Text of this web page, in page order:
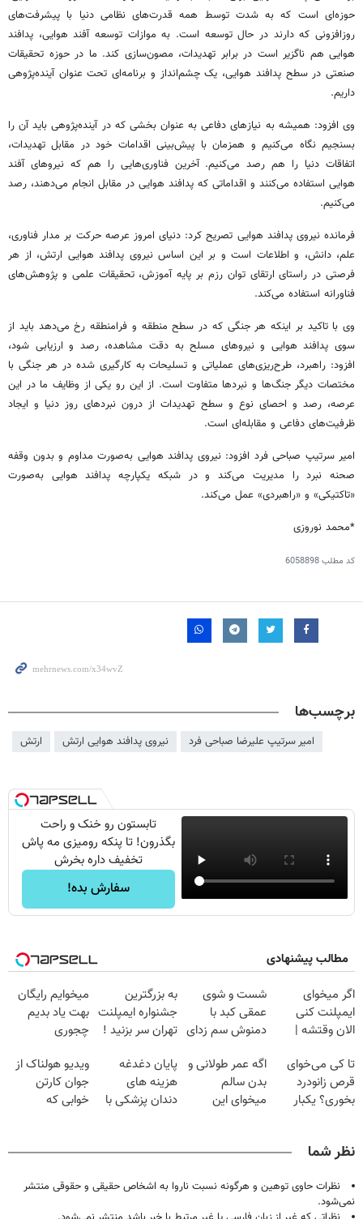
حوزه‌ای است که به شدت توسط همه قدرت‌های نظامی دنیا با پیشرفت‌های
روزافزونی که دارند در حال توسعه است. به موازات توسعه آفند هوایی، پدافند
هوایی هم ناگزیر است در برابر تهدیدات، مصون‌سازی کند. ما در حوزه تحقیقات
صنعتی در سطح پدافند هوایی، یک چشم‌انداز و برنامه‌ای تحت عنوان آینده‌پژوهی
داریم.
وی افزود: همیشه به نیازهای دفاعی به عنوان بخشی که در آینده‌پژوهی باید آن را
بسنجیم نگاه می‌کنیم و همزمان با پیش‌بینی اقدامات خود در مقابل تهدیدات،
اتفاقات دنیا را هم رصد می‌کنیم. آخرین فناوری‌هایی را هم که نیروهای آفند
هوایی استفاده می‌کنند و اقداماتی که پدافند هوایی در مقابل انجام می‌دهند، رصد
می‌کنیم.
فرمانده نیروی پدافند هوایی تصریح کرد: دنیای امروز عرصه حرکت بر مدار فناوری،
علم، دانش، و اطلاعات است و بر این اساس نیروی پدافند هوایی ارتش، از هر
فرصتی در راستای ارتقای توان رزم بر پایه آموزش، تحقیقات علمی و پژوهش‌های
فناورانه استفاده می‌کند.
وی با تاکید بر اینکه هر جنگی که در سطح منطقه و فرامنطقه رخ می‌دهد باید از
سوی پدافند هوایی و نیروهای مسلح به دقت مشاهده، رصد و ارزیابی شود،
افزود: راهبرد، طرح‌ریزی‌های عملیاتی و تسلیحات بهکارگیری شده در هر جنگی با
مختصات دیگر جنگ‌ها و نبردها متفاوت است. از این رو یکی از وظایف ما در این
عرصه، رصد و احصای نوع و سطح تهدیدات از درون نبردهای روز دنیا و ایجاد
ظرفیت‌های دفاعی و مقابله‌ای است.
امیر سرتیپ صباحی فرد افزود: نیروی پدافند هوایی به‌صورت مداوم و بدون وقفه
صحنه نبرد را مدیریت می‌کند و در شبکه یکپارچه پدافند هوایی به‌صورت
«تاکتیکی» و «راهبردی» عمل می‌کند.
*محمد نوروزی
کد مطلب6058898
برچسب‌ها
امیر سرتیپ علیرضا صباحی فرد نیروی پدافند هوایی ارتش ارتش
تابستون رو خنک و راحت
بگذرون! تا پنکه رومیزی مه پاش
تخفیف داره بخرش
سفارش بده!
مطالب پیشنهادی
اگر میخوای
ایمپلنت کنی
الان وقتشه |
میلیون تومان!!!
شست و شوی
عمقی کبد با
دمنوش سم زدای
به بزرگترین
جشنواره ایمپلنت
تهران سر بزنید !
میلیون !
میخوایم رایگان
بهت یاد بدیم
چجوری
نداری امتحانش
مجانیه
تا کی می‌خوای
قرص زانودرد
بخوری؟ یکبار
اگه عمر طولانی و
بدن سالم
میخوای این
پایان دغدغه
هزینه های
دندان پزشکی با
ویدیو هولناک از
جوان کارتن
خوابی که
نظر شما
نظرات حاوی توهین و هرگونه نسبت ناروا به اشخاص حقیقی و حقوقی منتشر
نمی‌شود.